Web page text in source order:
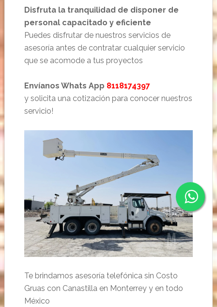
Disfruta la tranquilidad de disponer de
personal capacitado y eficiente
Puedes disfrutar de nuestros servicios de
asesoría antes de contratar cualquier servicio
que se acomode a tus proyectos
Envíanos Whats App 8118174397
y solicita una cotización para conocer nuestros
servicio!
Te brindamos asesoría telefónica sin Costo
Gruas con Canastilla en Monterrey y en todo
México